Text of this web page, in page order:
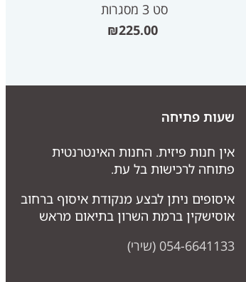
סט 3 מסגרות
₪225.00
שעות פתיחה
אין חנות פיזית. החנות האינטרנטית
פתוחה לרכישות בל עת.
איסופים ניתן לבצע מנקודת איסוף ברחוב
אוסישקין ברמת השרון בתיאום מראש
054-6641133 (שירי)